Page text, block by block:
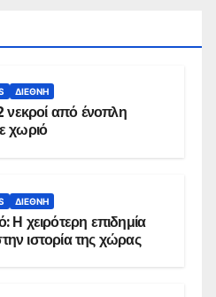
ΔΙΕΘΝΉ
νεκροί από ένοπλη
χωριό
ΔΙΕΘΝΉ
Η χειρότερη επιδημία
ιστορία της χώρας